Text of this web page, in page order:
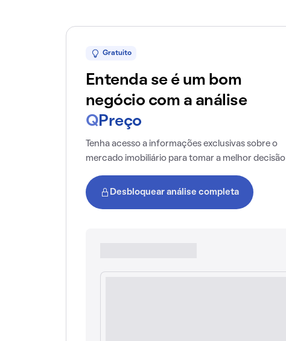
Gratuito
Entenda se é um bom
negócio com a análise
Q Preço
Tenha acesso a informações exclusivas sobre o
mercado imobiliário para tomar a melhor decisão
Desbloquear análise completa